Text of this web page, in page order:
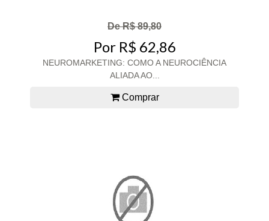
De R$ 89,80
Por R$ 62,86
NEUROMARKETING: COMO A NEUROCIÊNCIA
ALIADA AO...
Comprar